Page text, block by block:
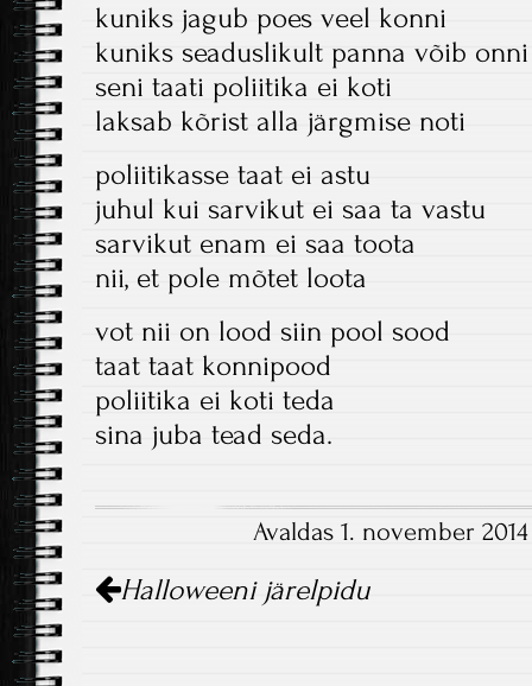
kuniks jagub poes veel konni
kuniks seaduslikult panna võib onni
seni taati poliitika ei koti
laksab kõrist alla järgmise noti
poliitikasse taat ei astu
juhul kui sarvikut ei saa ta vastu
sarvikut enam ei saa toota
nii, et pole mõtet loota
vot nii on lood siin pool sood
taat taat konnipood
poliitika ei koti teda
sina juba tead seda.
Avaldas 1. november
Postituse
haldamine
Halloweeni järelpidu